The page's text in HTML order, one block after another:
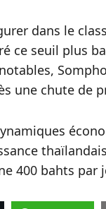
dans le
ce seuil plus
une chute de
400 bahts